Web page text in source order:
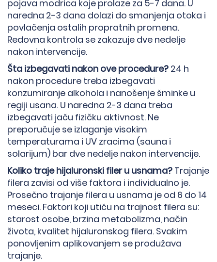
pojava modrica koje prolaze za 5-7 dana. U
naredna 2-3 dana dolazi do smanjenja otoka i
povlačenja ostalih propratnih promena.
Redovna kontrola se zakazuje dve nedelje
nakon intervencije.
Šta izbegavati nakon ove procedure? 24 h
nakon procedure treba izbegavati
konzumiranje alkohola i nanošenje šminke u
regiji usana. U naredna 2-3 dana treba
izbegavati jaču fizičku aktivnost. Ne
preporučuje se izlaganje visokim
temperaturama i UV zracima (sauna i
solarijum) bar dve nedelje nakon intervencije.
Koliko traje hijaluronski filer u usnama? Trajanje
filera zavisi od više faktora i individualno je.
Prosečno trajanje filera u usnama je od 6 do 14
meseci. Faktori koji utiču na trajnost filera su:
starost osobe, brzina metabolizma, način
života, kvalitet hijaluronskog filera. Svakim
ponovljenim aplikovanjem se produžava
trajanje.
→